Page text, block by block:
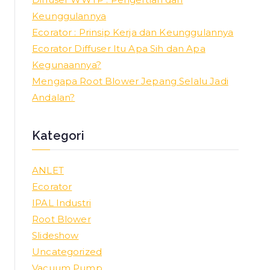
Keunggulannya
Ecorator : Prinsip Kerja dan Keunggulannya
Ecorator Diffuser Itu Apa Sih dan Apa
Kegunaannya?
Mengapa Root Blower Jepang Selalu Jadi
Andalan?
Kategori
ANLET
Ecorator
IPAL Industri
Root Blower
Slideshow
Uncategorized